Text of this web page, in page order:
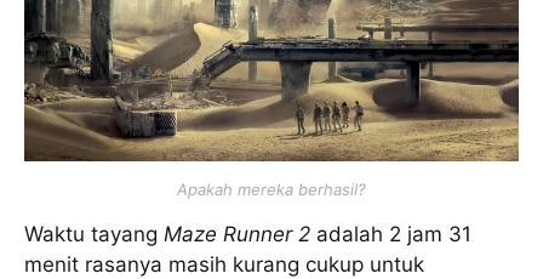
Apakah mereka berhasil?
Waktu tayang Maze Runner 2 adalah 2 jam 31
menit rasanya masih kurang cukup untuk